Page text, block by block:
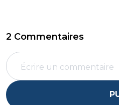
2 Commentaires